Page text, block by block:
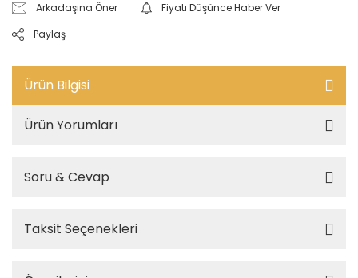
Arkadaşına Öner
Fiyatı Düşünce Haber Ver
Paylaş
Ürün Bilgisi
Ürün Yorumları
Soru & Cevap
Taksit Seçenekleri